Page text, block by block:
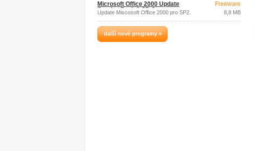
Microsoft Office 2000 Update
Service Pack 2 SR-2
Update Miscosoft Office 2000 pro SP2.
Freeware
8,8 MB
další nové programy »